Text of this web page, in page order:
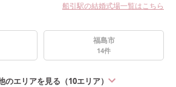
船引駅の結婚式場一覧はこちら
福島市
14件
のエリアを見る（10エリア）